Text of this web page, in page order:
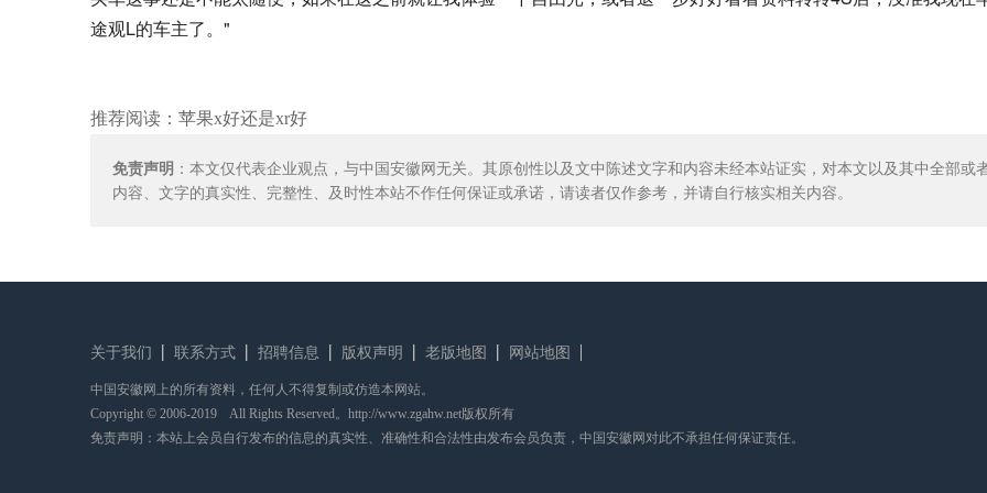
途观L的车主了。"
推荐阅读： 苹果x好还是xr好
免责声明 ：本文仅代表企业观点，与中国安徽网无关。其原创性以及文中陈述文字和内容未经本站证实，对本文以及其中全部或
内容、文字的真实性、完整性、及时性本站不作任何保证或承诺，请读者仅作参考，并请自行核实相关内容。
关于我们 联系方式 招聘信息 版权声明 老版地图 网站地图
中国安徽网上的所有资料，任何人不得复制或仿造本网站。
Copyright © 2006-2019 All Rights Reserved。http://www.zgahw.net版权所有
免责声明：本站上会员自行发布的信息的真实性、准确性和合法性由发布会员负责，中国安徽网对此不承担任何保证责任。